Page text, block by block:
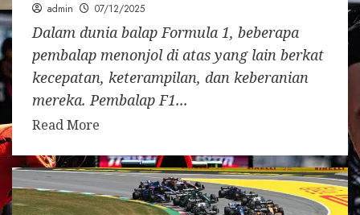
admin 07/12/2025
Dalam dunia balap Formula 1, beberapa
pembalap menonjol di atas yang lain berkat
kecepatan, keterampilan, dan keberanian
mereka. Pembalap F1...
Read More